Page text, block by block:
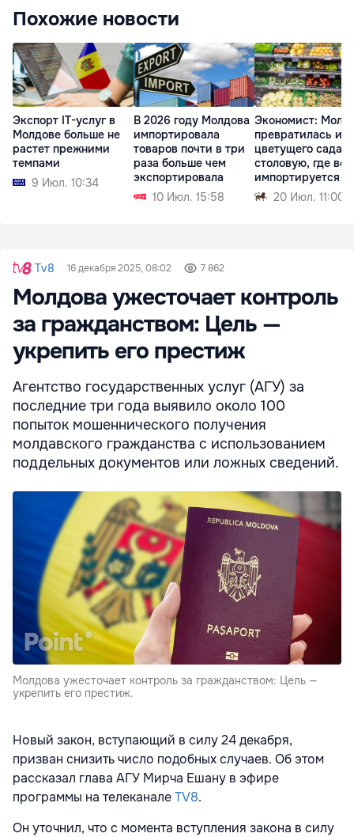
Похожие новости
Экспорт IT-услуг в
Молдове больше не
растет прежними
темпами
9 Июл. 10:34
В 2026 году Молдова
импортировала
товаров почти в три
раза больше чем
экспортировала
10 Июл. 15:58
Экономист:
превратилась из
цветущего сада в
столовую, где всё
импортируется
20 Июл. 11:00
Tv8 16 декабря 2025, 08:02 7 862
Молдова ужесточает контроль
за гражданством: Цель —
укрепить его престиж
Агентство государственных услуг (АГУ) за
последние три года выявило около 100
попыток мошеннического получения
молдавского гражданства с использованием
поддельных документов или ложных сведений.
Молдова ужесточает контроль за гражданством: Цель —
укрепить его престиж.
Новый закон, вступающий в силу 24 декабря,
призван снизить число подобных случаев. Об этом
рассказал глава АГУ Мирча Ешану в эфире
программы на телеканалеTV8.
Он уточнил, что с момента вступления закона в силу